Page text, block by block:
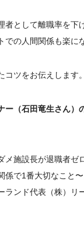
者として離職率を下
での人間関係も楽に
コツをお伝えします。
ー（石田竜生さん）
メ施設長が退職者
係で1番大切なこと〜
ランド代表（株）